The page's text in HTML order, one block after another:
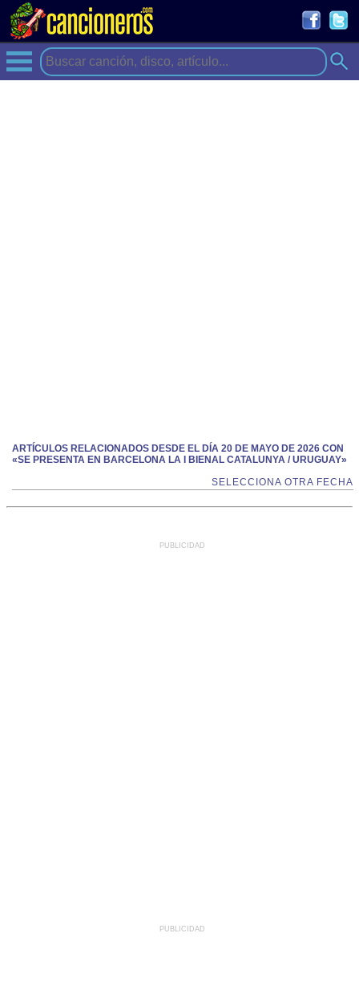
ARTÍCULOS RELACIONADOS DESDE EL DÍA 20 DE MAYO DE 2026 CON
«SE PRESENTA EN BARCELONA LA I BIENAL CATALUNYA / URUGUAY»
SELECCIONA OTRA FECHA
PUBLICIDAD
PUBLICIDAD